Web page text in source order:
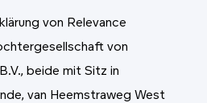
von Relevance
von
beide mit Sitz in
van Heemstraweg West